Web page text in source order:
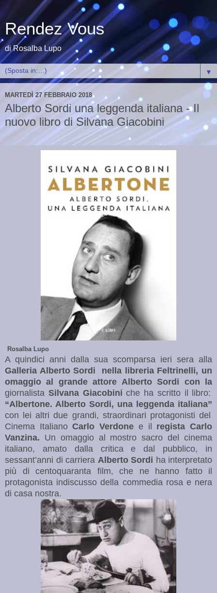
Rendez Vous
di Rosalba Lupo
▼
MARTEDÌ 27 FEBBRAIO 2018
Alberto Sordi una leggenda italiana - Il
nuovo libro di Silvana Giacobini
Rosalba Lupo
A quindici anni dalla sua scomparsa ieri sera alla
Galleria Alberto Sordi nella libreria Feltrinelli, un
omaggio al grande attore Alberto Sordi con la
giornalista Silvana Giacobini che ha scritto il libro:
“Albertone. Alberto Sordi, una leggenda italiana”
con lei altri due grandi, straordinari protagonisti del
Cinema ItalianoCarlo Verdone e il regista Carlo
Vanzina. Un omaggio al mostro sacro del cinema
italiano, amato dalla critica e dal pubblico, in
sessant’anni di carriera Alberto Sordi ha interpretato
più di centoquaranta film, che ne hanno fatto il
protagonista indiscusso della commedia rosa e nera
di casa nostra.